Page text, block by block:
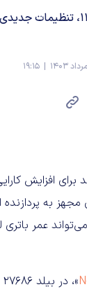
برای افزایش
به پردازنده
عمر باتری